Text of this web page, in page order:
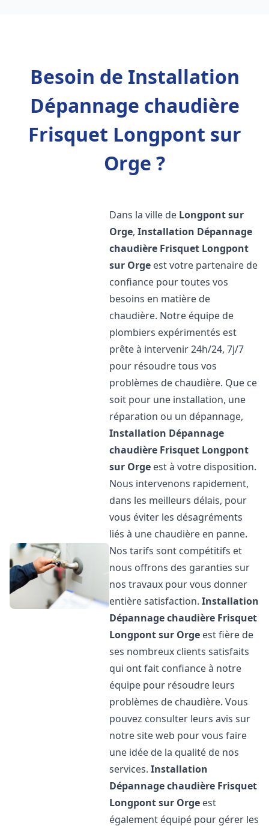
Besoin de Installation
Dépannage chaudière
Frisquet Longpont sur
Orge ?
Dans la ville de Longpont sur
Orge,Installation Dépannage
chaudière Frisquet Longpont
sur Orge est votre partenaire de
confiance pour toutes vos
besoins en matière de
chaudière. Notre équipe de
plombiers expérimentés est
prête à intervenir 24h/24, 7j/7
pour résoudre tous vos
problèmes de chaudière. Que ce
soit pour une installation, une
réparation ou un dépannage,
Installation Dépannage
chaudière Frisquet Longpont
sur Orge est à votre disposition.
Nous intervenons rapidement,
dans les meilleurs délais, pour
vous éviter les désagréments
liés à une chaudière en panne.
Nos tarifs sont compétitifs et
nous offrons des garanties sur
nos travaux pour vous donner
entière satisfaction.Installation
Dépannage chaudière Frisquet
Longpont sur Orge est fière de
ses nombreux clients satisfaits
qui ont fait confiance à notre
équipe pour résoudre leurs
problèmes de chaudière. Vous
pouvez consulter leurs avis sur
notre site web pour vous faire
une idée de la qualité de nos
services.Installation
Dépannage chaudière Frisquet
Longpont sur Orge est
également équipé pour gérer les